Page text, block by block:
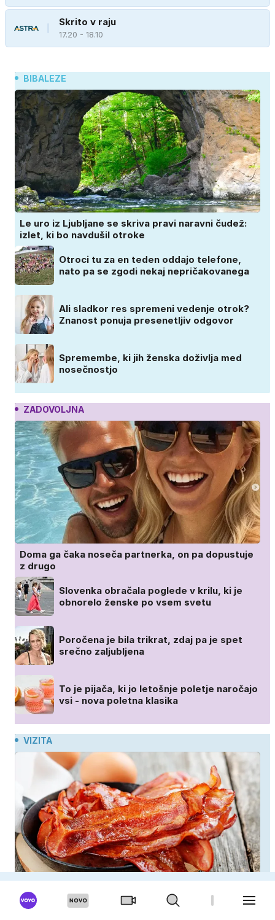
Skrito v raju
17.20 - 18.10
BIBALEZE
Le uro iz Ljubljane se skriva pravi naravni čudež:
izlet, ki bo navdušil otroke
Otroci tu za en teden oddajo telefone,
nato pa se zgodi nekaj nepričakovanega
Ali sladkor res spremeni vedenje otrok?
Znanost ponuja presenetljiv odgovor
Spremembe, ki jih ženska doživlja med
nosečnostjo
ZADOVOLJNA
Doma ga čaka noseča partnerka, on pa dopustuje
z drugo
Slovenka obračala poglede v krilu, ki je
obnorelo ženske po vsem svetu
Poročena je bila trikrat, zdaj pa je spet
srečno zaljubljena
To je pijača, ki jo letošnje poletje naročajo
vsi - nova poletna klasika
VIZITA
jetra ne nastanejo zaradi slanine, temveč zaradi
živila, ki ga imamo vsi radi